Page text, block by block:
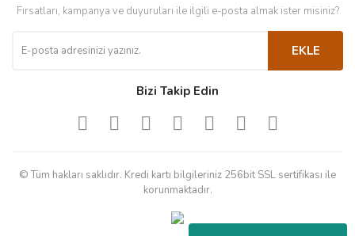
Fırsatları, kampanya ve duyuruları ile ilgili e-posta almak ister misiniz?
EKLE
Bizi Takip Edin
© Tüm hakları saklıdır. Kredi kartı bilgileriniz 256bit SSL sertifikası ile
korunmaktadır.